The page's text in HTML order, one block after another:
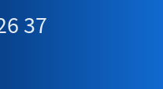
37